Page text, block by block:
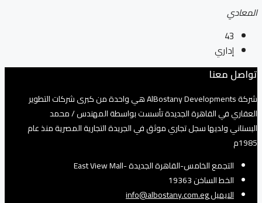
المعادي
43
إداري
تواصل معنا
شركة AlBostany Developments هي واحدة من كبرى شركات التطوير
العقاري في القاهرة الجديدة تأسست بواسطة المهندس / محمد
البستاني ولديها سجل تجاري موثق في الجريدة التجارية المصرية منذ عام
1985م
التجمع الخامس-القاهرة الجديدة -East View Mall
الخط الساخن 19363
الايميل info@albostany.com.eg